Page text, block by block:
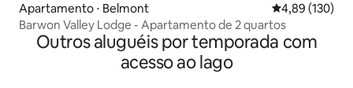
Apartamento ⋅ Belmont 4,89 de uma
4,89 (130)
Barwon Valley Lodge - Apartamento de 2 quartos
Outros aluguéis por temporada com
acesso ao lago